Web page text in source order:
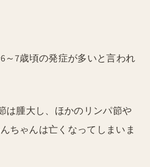
～7歳頃の発症が多いと言われ
は腫大し、ほかのリンパ節や
ちゃんは亡くなってしまいま